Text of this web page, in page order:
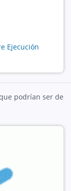
Ejecución
podrían ser de